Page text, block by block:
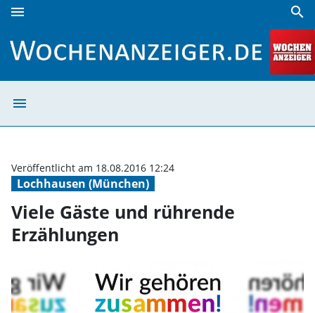
menu search
menu
Lochhausen (München)
Veröffentlicht am 18.08.2016 12:24
Viele Gäste und rührende
Erzählungen